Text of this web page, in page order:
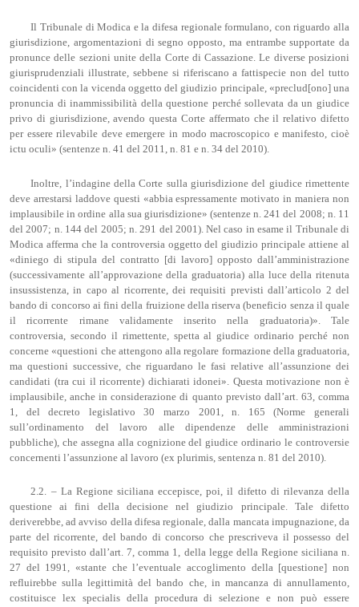
Il Tribunale di Modica e la difesa regionale formulano, con riguardo alla
giurisdizione, argomentazioni di segno opposto, ma entrambe supportate da
pronunce delle sezioni unite della Corte di Cassazione. Le diverse posizioni
giurisprudenziali illustrate, sebbene si riferiscano a fattispecie non del tutto
coincidenti con la vicenda oggetto del giudizio principale, «preclud[ono] una
pronuncia di inammissibilità della questione perché sollevata da un giudice
privo di giurisdizione, avendo questa Corte affermato che il relativo difetto
per essere rilevabile deve emergere in modo macroscopico e manifesto, cioè
ictu oculi» (sentenze n. 41 del 2011, n. 81 e n. 34 del 2010).
Inoltre, l’indagine della Corte sulla giurisdizione del giudice rimettente
deve arrestarsi laddove questi «abbia espressamente motivato in maniera non
implausibile in ordine alla sua giurisdizione» (sentenze n. 241 del 2008; n. 11
del 2007; n. 144 del 2005; n. 291 del 2001). Nel caso in esame il Tribunale di
Modica afferma che la controversia oggetto del giudizio principale attiene al
«diniego di stipula del contratto [di lavoro] opposto dall’amministrazione
(successivamente all’approvazione della graduatoria) alla luce della ritenuta
insussistenza, in capo al ricorrente, dei requisiti previsti dall’articolo 2 del
bando di concorso ai fini della fruizione della riserva (beneficio senza il quale
il ricorrente rimane validamente inserito nella graduatoria)». Tale
controversia, secondo il rimettente, spetta al giudice ordinario perché non
concerne «questioni che attengono alla regolare formazione della graduatoria,
ma questioni successive, che riguardano le fasi relative all’assunzione dei
candidati (tra cui il ricorrente) dichiarati idonei». Questa motivazione non è
implausibile, anche in considerazione di quanto previsto dall’art. 63, comma
1, del decreto legislativo 30 marzo 2001, n. 165 (Norme generali
sull’ordinamento del lavoro alle dipendenze delle amministrazioni
pubbliche), che assegna alla cognizione del giudice ordinario le controversie
concernenti l’assunzione al lavoro (ex plurimis, sentenza n. 81 del 2010).
2.2. – La Regione siciliana eccepisce, poi, il difetto di rilevanza della
questione ai fini della decisione nel giudizio principale. Tale difetto
deriverebbe, ad avviso della difesa regionale, dalla mancata impugnazione, da
parte del ricorrente, del bando di concorso che prescriveva il possesso del
requisito previsto dall’art. 7, comma 1, della legge della Regione siciliana n.
27 del 1991, «stante che l’eventuale accoglimento della [questione] non
refluirebbe sulla legittimità del bando che, in mancanza di annullamento,
costituisce lex specialis della procedura di selezione e non può essere